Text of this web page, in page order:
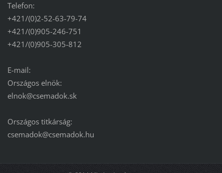
Telefon:
+421/(0)2-52-63-79-74
+421/(0)905-246-751
+421/(0)905-305-812
E-mail:
Országos elnök:
elnok@csemadok.sk
Országos titkárság:
csemadok@csemadok.hu